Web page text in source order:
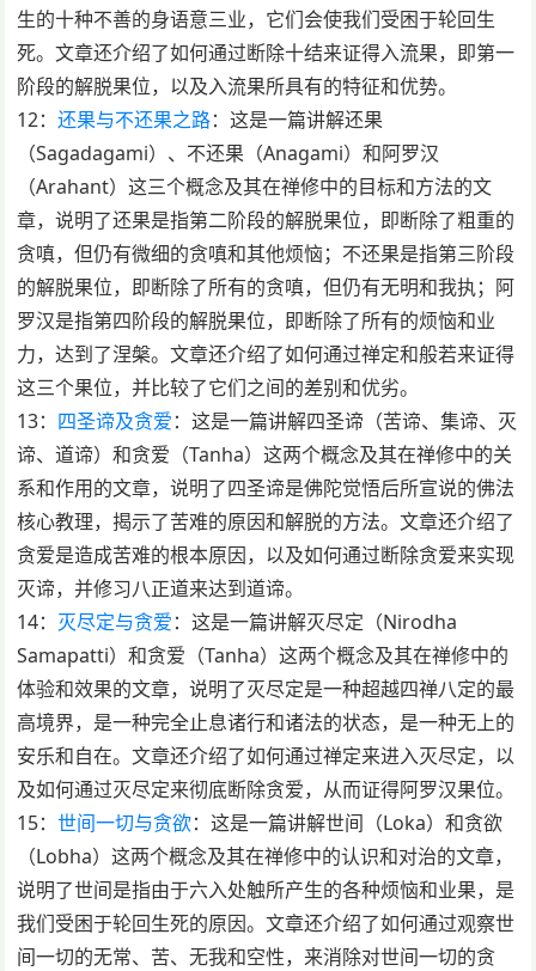
生的十种不善的身语意三业，它们会使我们受困于轮回生
死。文章还介绍了如何通过断除十结来证得入流果，即第一
阶段的解脱果位，以及入流果所具有的特征和优势。
12：还果与不还果之路：这是一篇讲解还果
（Sagadagami）、不还果（Anagami）和阿罗汉
（Arahant）这三个概念及其在禅修中的目标和方法的文
章，说明了还果是指第二阶段的解脱果位，即断除了粗重的
贪嗔，但仍有微细的贪嗔和其他烦恼；不还果是指第三阶段
的解脱果位，即断除了所有的贪嗔，但仍有无明和我执；阿
罗汉是指第四阶段的解脱果位，即断除了所有的烦恼和业
力，达到了涅槃。文章还介绍了如何通过禅定和般若来证得
这三个果位，并比较了它们之间的差别和优劣。
13： 四圣谛及贪爱：这是一篇讲解四圣谛（苦谛、集谛、灭
谛、道谛）和贪爱（Tanha）这两个概念及其在禅修中的关
系和作用的文章，说明了四圣谛是佛陀觉悟后所宣说的佛法
核心教理，揭示了苦难的原因和解脱的方法。文章还介绍了
贪爱是造成苦难的根本原因，以及如何通过断除贪爱来实现
灭谛，并修习八正道来达到道谛。
14： 灭尽定与贪爱：这是一篇讲解灭尽定（Nirodha
Samapatti）和贪爱（Tanha）这两个概念及其在禅修中的
体验和效果的文章，说明了灭尽定是一种超越四禅八定的最
高境界，是一种完全止息诸行和诸法的状态，是一种无上的
安乐和自在。文章还介绍了如何通过禅定来进入灭尽定，以
及如何通过灭尽定来彻底断除贪爱，从而证得阿罗汉果位。
15：世间一切与贪欲：这是一篇讲解世间（Loka）和贪欲
（Lobha）这两个概念及其在禅修中的认识和对治的文章，
说明了世间是指由于六入处触所产生的各种烦恼和业果，是
我们受困于轮回生死的原因。文章还介绍了如何通过观察世
间一切的无常、苦、无我和空性，来消除对世间一切的贪